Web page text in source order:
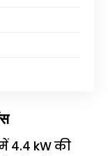
4.4 kW की